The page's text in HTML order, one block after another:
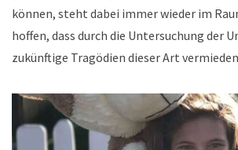
können, steht dabei immer wieder im
hoffen, dass durch die Untersuchung der
zukünftige Tragödien dieser Art